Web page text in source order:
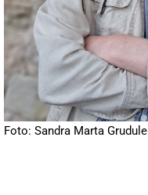
Foto: Sandra Marta Grudule